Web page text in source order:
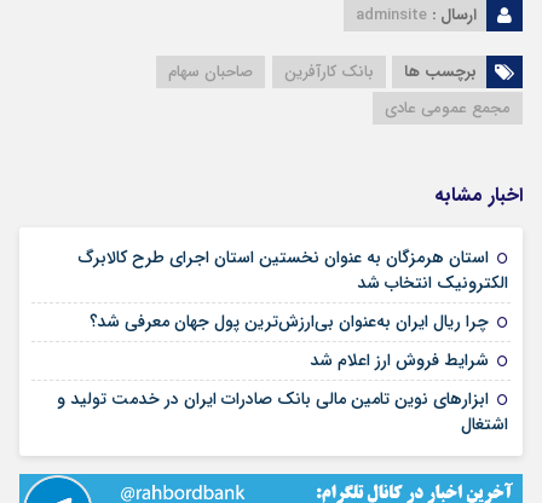
ارسال : adminsite
برچسب ها بانک کارآفرین
صاحبان سهام
مجمع عمومی عادی
اخبار مشابه
استان هرمزگان به عنوان نخستین استان اجرای طرح کالابرگ
الکترونیک انتخاب شد
چرا ریال ایران به‌عنوان بی‌ارزش‌ترین پول جهان معرفی شد؟
شرایط فروش ارز اعلام شد
ابزارهای نوین تامین مالی بانک صادرات ایران در خدمت تولید و
اشتغال